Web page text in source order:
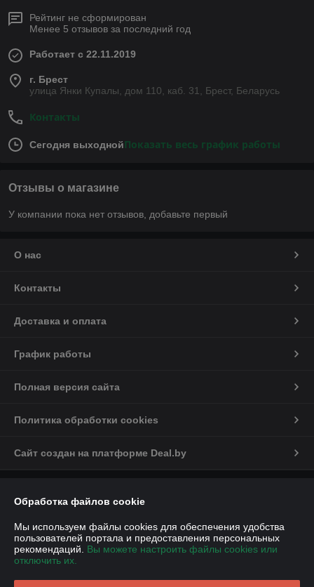
Рейтинг не сформирован
Менее 5 отзывов за последний год
Работает с 22.11.2019
г. Брест
улица Янки Купалы, дом 110, каб. 31, Брест, Беларусь
Контакты
Сегодня выходнойПоказать весь график работы
Отзывы о магазине
У компании пока нет отзывов, добавьте первый
О нас
Контакты
Доставка и оплата
График работы
Полная версия сайта
Политика обработки cookies
Сайт создан на платформе Deal.by
«ДЕМИ-Сервис»
улица Янки Купалы, дом 110, каб. 31
Регистрационный номер ЕГР: 291459699
УНП: 291459699
Обработка файлов cookie
Мы используем файлы cookies для обеспечения удобства
пользователей портала и предоставления персональных
рекомендаций. Вы можете настроить файлы cookies или
отключить их.